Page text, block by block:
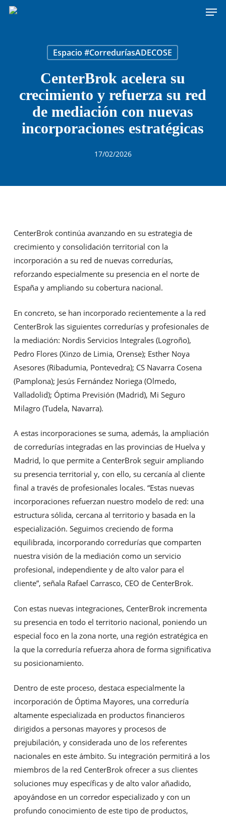
Skip
Espacio #CorreduríasADECOSE
CenterBrok acelera su
crecimiento y refuerza su red
de mediación con nuevas
incorporaciones estratégicas
17/02/2026
CenterBrok continúa avanzando en su estrategia de
crecimiento y consolidación territorial con la
incorporación a su red de nuevas corredurías,
reforzando especialmente su presencia en el norte de
España y ampliando su cobertura nacional.
En concreto, se han incorporado recientemente a la red
CenterBrok las siguientes corredurías y profesionales de
la mediación: Nordis Servicios Integrales (Logroño),
Pedro Flores (Xinzo de Limia, Orense); Esther Noya
Asesores (Ribadumia, Pontevedra); CS Navarra Cosena
(Pamplona); Jesús Fernández Noriega (Olmedo,
Valladolid); Óptima Previsión (Madrid), Mi Seguro
Milagro (Tudela, Navarra).
A estas incorporaciones se suma, además, la ampliación
de corredurías integradas en las provincias de Huelva y
Madrid, lo que permite a CenterBrok seguir ampliando
su presencia territorial y, con ello, su cercanía al cliente
final a través de profesionales locales. “Estas nuevas
incorporaciones refuerzan nuestro modelo de red: una
estructura sólida, cercana al territorio y basada en la
especialización. Seguimos creciendo de forma
equilibrada, incorporando corredurías que comparten
nuestra visión de la mediación como un servicio
profesional, independiente y de alto valor para el
cliente”, señala Rafael Carrasco, CEO de CenterBrok.
Con estas nuevas integraciones, CenterBrok incrementa
su presencia en todo el territorio nacional, poniendo un
especial foco en la zona norte, una región estratégica en
la que la correduría refuerza ahora de forma significativa
su posicionamiento.
Dentro de este proceso, destaca especialmente la
incorporación de Óptima Mayores, una correduría
altamente especializada en productos financieros
dirigidos a personas mayores y procesos de
prejubilación, y considerada uno de los referentes
nacionales en este ámbito. Su integración permitirá a los
miembros de la red CenterBrok ofrecer a sus clientes
soluciones muy específicas y de alto valor añadido,
apoyándose en un corredor especializado y con un
profundo conocimiento de este tipo de productos,